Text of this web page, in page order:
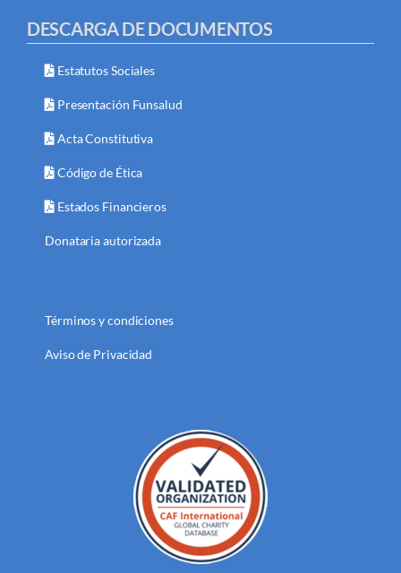
DESCARGA DE DOCUMENTOS
Estatutos Sociales
Presentación Funsalud
Acta Constitutiva
Código de Ética
Estados Financieros
Donataria autorizada
Términos y condiciones
Aviso de Privacidad